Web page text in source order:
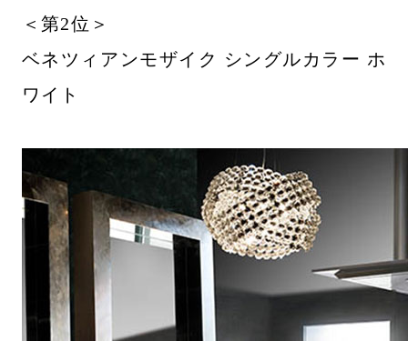
＜第2位＞
ベネツィアンモザイク シングルカラー ホ
ワイト